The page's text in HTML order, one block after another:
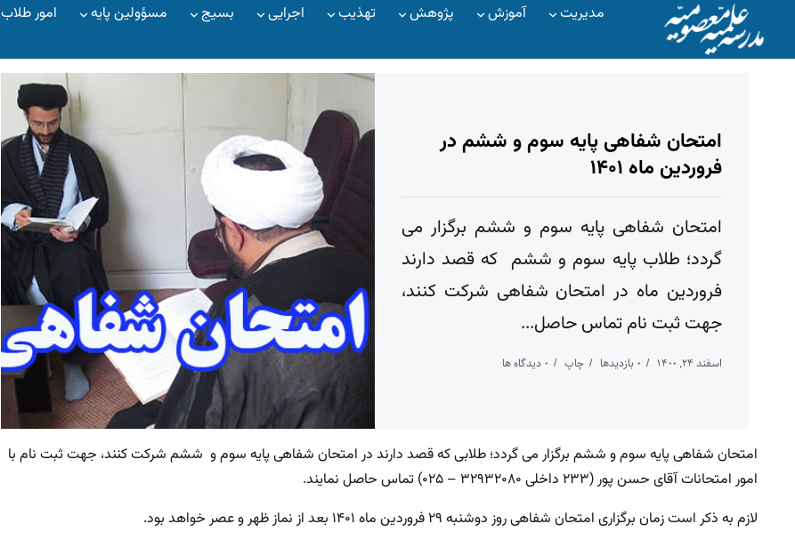
مدیریت آموزش پژوهش تهذیب اجرایی بسیج مسؤولین پایه امور طلاب
امتحان شفاهی پایه سوم و ششم در
فروردین ماه ۱۴۰۱
امتحان شفاهی پایه سوم و ششم برگزار می
گردد؛ طلاب پایه سوم و ششم که قصد دارند
فروردین ماه در امتحان شفاهی شرکت کنند،
جهت ثبت نام تماس حاصل...
اسفند ۲۴, ۱۴۰۰ ۰ بازدیدها چاپ ۰ دیدگاه ها
امتحان شفاهی پایه سوم و ششم برگزار می گردد؛ طلابی که قصد دارند در امتحان شفاهی پایه سوم و ششم شرکت کنند، جهت ثبت نام با
امور امتحانات آقای حسن پور (۲۳۳ داخلی ۳۲۹۳۲۰۸۰ – ۰۲۵) تماس حاصل نمایند.
لازم به ذکر است زمان برگزاری امتحان شفاهی روز دوشنبه ۲۹ فروردین ماه ۱۴۰۱ بعد از نماز ظهر و عصر خواهد بود.